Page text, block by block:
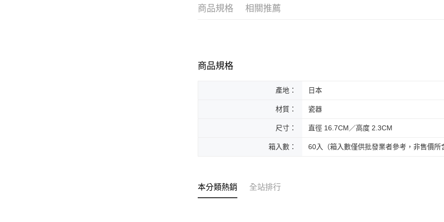
商品規格 相關推薦
商品規格
產地： 日本
材質： 瓷器
尺寸： 直徑 16.7CM／高度 2.3CM
箱入數： 60入（箱入數僅供批發業者參考，非售價所
本分類熱銷 全站排行